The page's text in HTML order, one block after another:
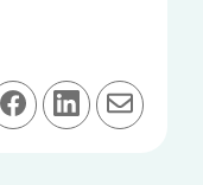
D
e
D
e
D
e